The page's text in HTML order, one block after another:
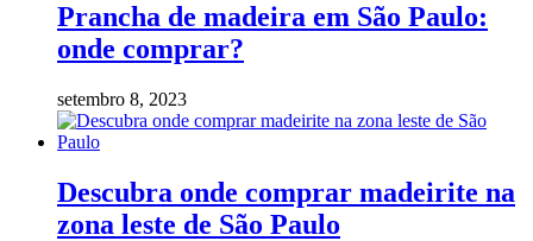
Prancha de madeira em São Paulo:
onde comprar?
setembro 8, 2023
Descubra onde comprar madeirite na
zona leste de São Paulo